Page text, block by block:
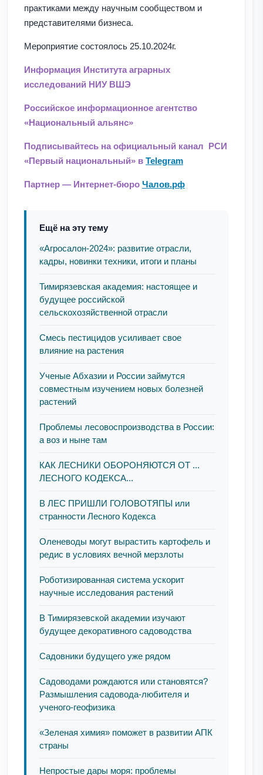
практиками между научным сообществом и
представителями бизнеса.
Мероприятие состоялось 25.10.2024г.
Информация Института аграрных
исследований НИУ ВШЭ
Российское информационное агентство
«Национальный альянс»
Подписывайтесь на официальный канал РСИ
«Первый национальный» в Telegram
Партнер — Интернет-бюро Чалов.рф
Ещё на эту тему
«Агросалон-2024»: развитие отрасли,
кадры, новинки техники, итоги и планы
Тимирязевская академия: настоящее и
будущее российской
сельскохозяйственной отрасли
Смесь пестицидов усиливает свое
влияние на растения
Ученые Абхазии и России займутся
совместным изучением новых болезней
растений
Проблемы лесовоспроизводства в России:
а воз и ныне там
КАК ЛЕСНИКИ ОБОРОНЯЮТСЯ ОТ ...
ЛЕСНОГО КОДЕКСА...
В ЛЕС ПРИШЛИ ГОЛОВОТЯПЫ или
странности Лесного Кодекса
Оленеводы могут вырастить картофель и
редис в условиях вечной мерзлоты
Роботизированная система ускорит
научные исследования растений
В Тимирязевской академии изучают
будущее декоративного садоводства
Садовники будущего уже рядом
Садоводами рождаются или становятся?
Размышления садовода-любителя и
ученого-геофизика
«Зеленая химия» поможет в развитии АПК
страны
Непростые дары моря: проблемы